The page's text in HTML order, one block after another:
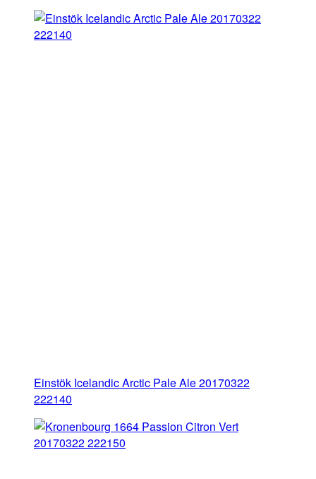
Einstök Icelandic Arctic Pale Ale 20170322
222140